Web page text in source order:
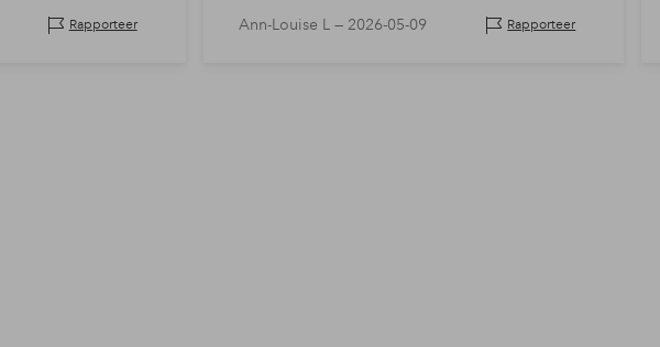
Rapporteer Ann-Louise L — 2026-05-09 Rapporteer